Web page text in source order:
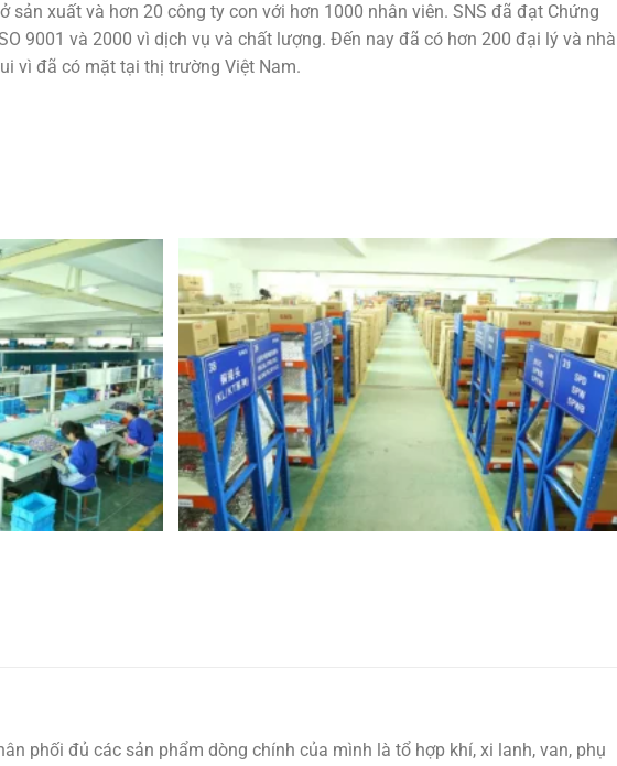
sản xuất và hơn 20 công ty con với hơn 1000 nhân viên. SNS đã đạt Chứng
9001 và 2000 vì dịch vụ và chất lượng. Đến nay đã có hơn 200 đại lý và nhà
vì đã có mặt tại thị trường Việt Nam.
phối đủ các sản phẩm dòng chính của mình là tổ hợp khí, xi lanh, van, phụ